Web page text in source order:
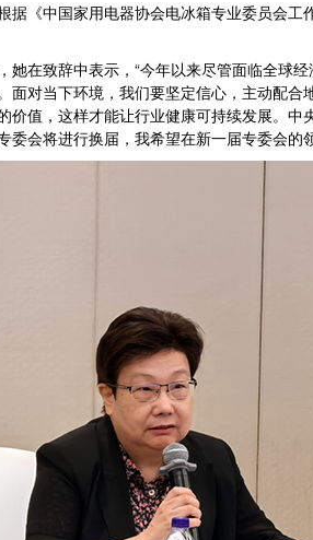
中国家用电器协会电冰箱专业委员会工
致辞中表示，“今年以来尽管面临全球
对当下环境，我们要坚定信心，主动配
值，这样才能让行业健康可持续发展。
会将进行换届，我希望在新一届专委会